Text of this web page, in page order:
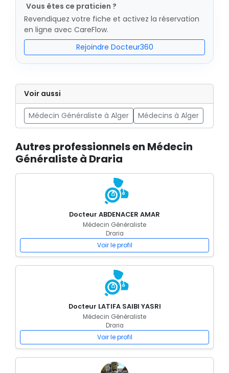
Vous êtes ce praticien ?
Revendiquez votre fiche et activez la réservation
en ligne avec CareFlow.
Rejoindre Docteur360
Voir aussi
Médecin Généraliste à Alger Médecins à Alger
Autres professionnels en Médecin
Généraliste à Draria
Docteur ABDENACER AMAR
Médecin Généraliste
Draria
Voir le profil
Docteur LATIFA SAIBI YASRI
Médecin Généraliste
Draria
Voir le profil